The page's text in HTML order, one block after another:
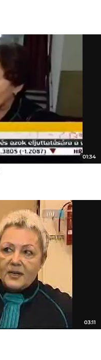
01:34
03:11